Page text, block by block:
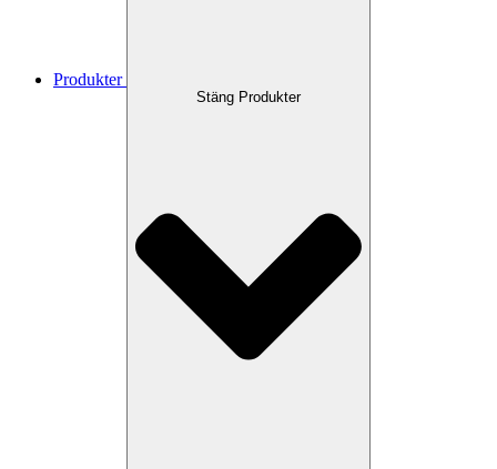
Produkter
Stäng Produkter